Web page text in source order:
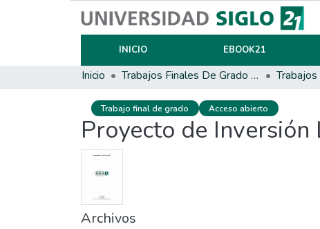
INICIO EBOOK21
Inicio Trabajos Finales De Grado Y Posgrado
Trabajo final de grado Acceso abierto
Proyecto de Inversión
Archivos